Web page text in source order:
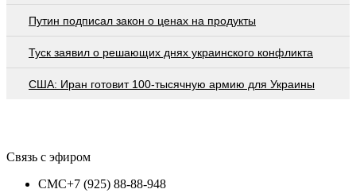
Путин подписал закон о ценах на продукты
Туск заявил о решающих днях украинского конфликта
США: Иран готовит 100-тысячную армию для Украины
Связь с эфиром
СМС+7 (925) 88-88-948